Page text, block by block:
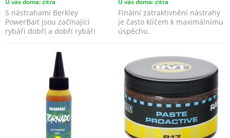
S nástrahami Berkley
PowerBait jsou začínající
rybáři dobří a dobří rybáři
Finální zatraktivnění nástrahy
je často klíčem k maximálnímu
úspěchu.